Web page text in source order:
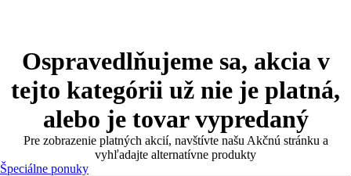
Ospravedlňujeme sa, akcia v
tejto kategórii už nie je platná,
alebo je tovar vypredaný
Pre zobrazenie platných akcií, navštívte našu Akčnú stránku a
vyhľadajte alternatívne produkty
Špeciálne ponuky